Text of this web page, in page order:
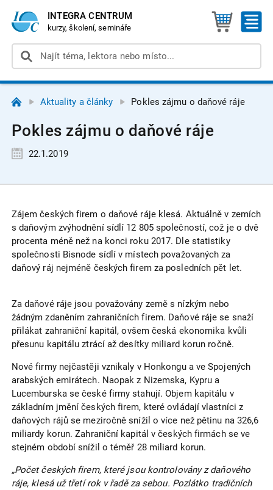
INTEGRA CENTRUM
kurzy, školení, semináře
Aktuality a články Pokles zájmu o daňové ráje
Pokles zájmu o daňové ráje
22.1.2019
Zájem českých firem o daňové ráje klesá. Aktuálně v zemích
s daňovým zvýhodnění sídlí 12 805 společností, což je o dvě
procenta méně než na konci roku 2017. Dle statistiky
společnosti Bisnode sídlí v místech považovaných za
daňový ráj nejméně českých firem za posledních pět let.
Za daňové ráje jsou považovány země s nízkým nebo
žádným zdaněním zahraničních firem. Daňové ráje se snaží
přilákat zahraniční kapitál, ovšem česká ekonomika kvůli
přesunu kapitálu ztrácí až desítky miliard korun ročně.
Nové firmy nejčastěji vznikaly v Honkongu a ve Spojených
arabských emirátech. Naopak z Nizemska, Kypru a
Lucemburska se české firmy stahují. Objem kapitálu v
základním jmění českých firem, které ovládají vlastníci z
daňových rájů se meziročně snížil o více než pětinu na 326,6
miliardy korun. Zahraniční kapitál v českých firmách se ve
stejném období snížil o téměř 28 miliard korun.
„Počet českých firem, které jsou kontrolovány z daňového
ráje, klesá už třetí rok v řadě za sebou. Pozlátko tradičních